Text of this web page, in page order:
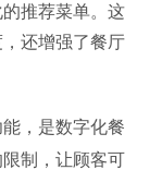
推荐菜单。这
还增强了餐厅
，是数字化餐
制，让顾客可